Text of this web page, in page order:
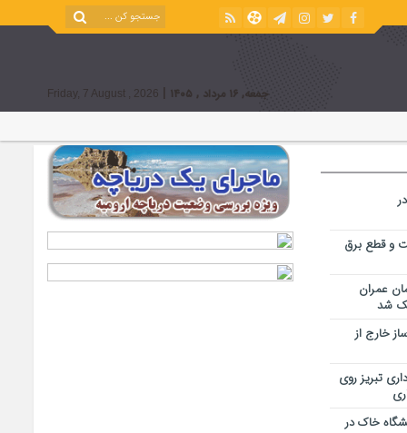
جمعه, ۱۶ مرداد , ۱۴۰۵ |
Friday, 7 August , 2026
و قطع برق
عمران
خارج از
تبریز روی
خاک در